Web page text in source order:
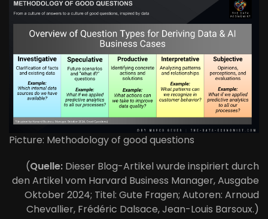
Picture: Methodology of good questions
(Quelle: Dieser Blog-Artikel wurde inspiriert durch
den Artikel vom Harvard Business Manager, Ausgabe
Oktober 2024; Titel: Gute Fragen; Autoren: Arnoud
Chevallier, Frédéric Dalsace, Jean-Louis Barsoux.)